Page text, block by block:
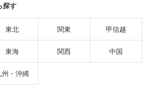
探す
東北 関東 甲信越
東海 関西 中国
州・沖縄